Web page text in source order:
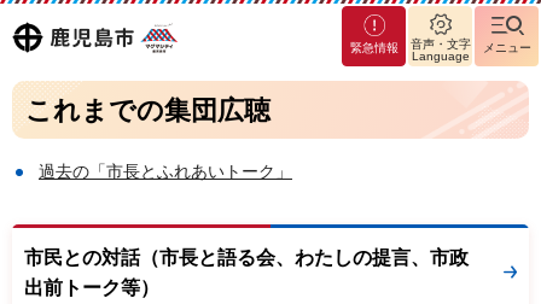
鹿児島
市
マグ
マシ
ティ
鹿児
島市
緊急情報
音声・文字
Language
メニュー
これまでの集団広聴
過去の「市長とふれあいトーク」
市民との対話（市長と語る会、わたしの提言、市政
出前トーク等）